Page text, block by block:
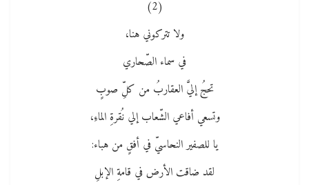
(2)
ولا تتركوني هنا،
في سماء الصّحاري
تحجُ إليَّ العقاربُ من كلِّ صوبٍ
وتسعي أفاعي الشّعاب إلي نُقرةِ الماءِ،
يا للصفير النحاسيّ في أفقٍ من هباء:
لقد ضاقت الأرض في قامةِ الإبلِ